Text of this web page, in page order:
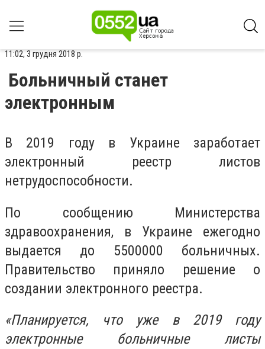
11:02, 3 грудня 2018 р.
Больничный станет
электронным
В 2019 году в Украине заработает
электронный реестр листов
нетрудоспособности.
По сообщению Министерства
здравоохранения, в Украине ежегодно
выдается до 5500000 больничных.
Правительство приняло решение о
создании электронного реестра.
«Планируется, что уже в 2019 году
электронные больничные листы